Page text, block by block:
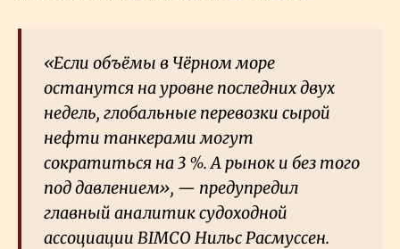
«Если объёмы в Чёрном море
останутся на уровне последних двух
недель, глобальные перевозки сырой
нефти танкерами могут
сократиться на 3 %. А рынок и без того
под давлением», — предупредил
главный аналитик судоходной
ассоциации BIMCO Нильс Расмуссен.